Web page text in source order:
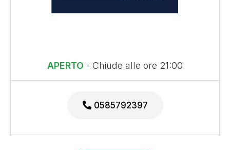
APERTO - Chiude alle ore 21:00
0585792397